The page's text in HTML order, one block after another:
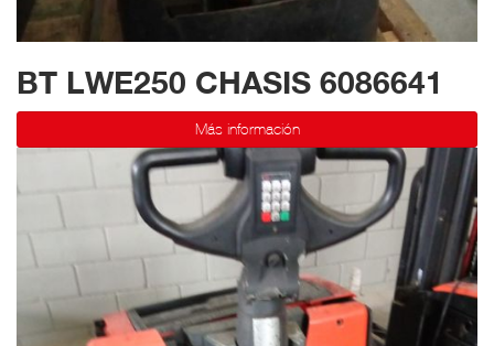
BT LWE250 CHASIS 6086641
Más información